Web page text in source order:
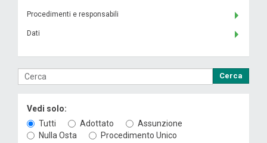
Procedimenti e responsabili
Dati
Cerca
Vedi solo:
Tutti
Adottato
Assunzione
Nulla Osta
Procedimento Unico